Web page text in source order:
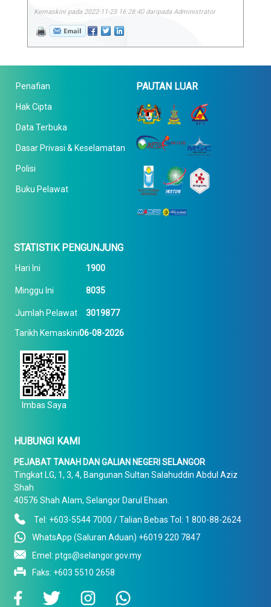
Kemaskini pada 2022-11-23 16:28:40 daripada Administrator
Penafian
Hak Cipta
Data Terbuka
Dasar Privasi & Keselamatan
Polisi
Buku Pelawat
PAUTAN LUAR
STATISTIK PENGUNJUNG
Hari Ini 1900
Minggu Ini 8035
Jumlah Pelawat 3019877
Tarikh Kemaskini06-08-2026
Imbas Saya
HUBUNGI KAMI
PEJABAT TANAH DAN GALIAN NEGERI SELANGOR
Tingkat LG, 1, 3, 4, Bangunan Sultan Salahuddin Abdul Aziz
Shah
40576 Shah Alam, Selangor Darul Ehsan.
Tel: +603-5544 7000 / Talian Bebas Tol: 1 800-88-2624
WhatsApp (Saluran Aduan) +6019 220 7847
Emel: ptgs@selangor.gov.my
Faks: +603 5510 2658